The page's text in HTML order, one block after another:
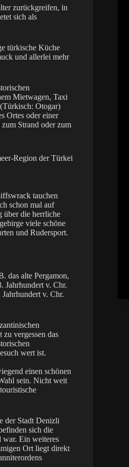
zurückgreifen, in
sich als
türkische Küche
und allerlei mehr
Mietwagen, Taxi
Otogar)
Ortes oder einer
Strand oder zum
tauchen
schon mal auf
über die herrliche
viele schöne
und Rudersport.
das alte Pergamon,
Jahrhundert v. Chr.
v. Chr.
vergessen das
wert ist.
einen schönen
sein. Nicht weit
der Stadt Denizli
sich die
war. Ein weiteres
Ort liegt direkt